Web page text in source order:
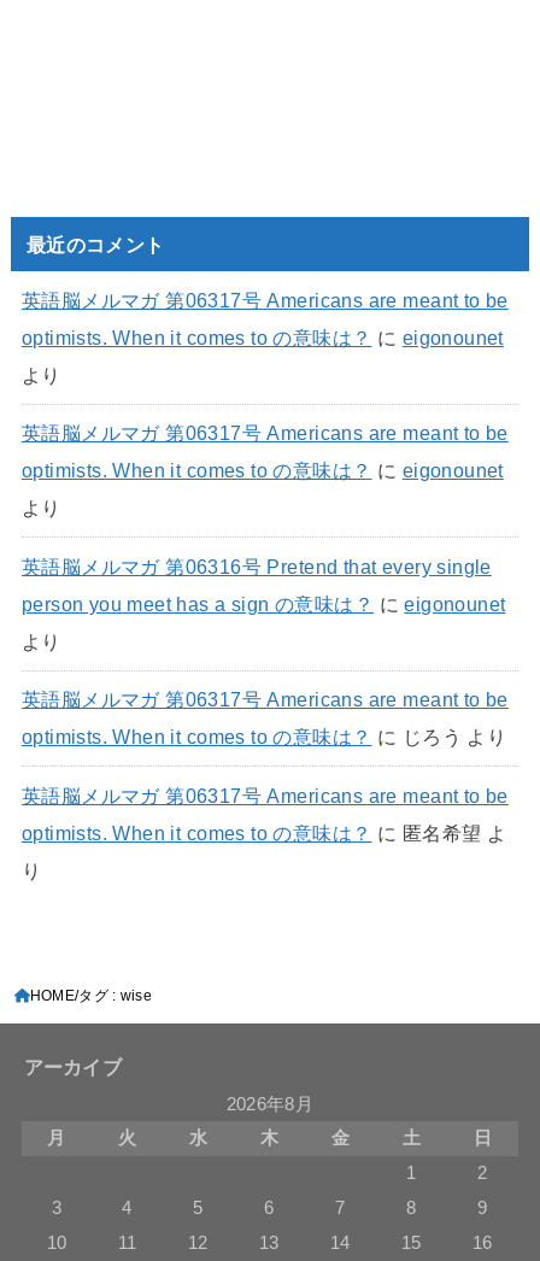
最近のコメント
英語脳メルマガ 第06317号 Americans are meant to be
optimists. When it comes to の意味は？ に eigonounet
より
英語脳メルマガ 第06317号 Americans are meant to be
optimists. When it comes to の意味は？ に eigonounet
より
英語脳メルマガ 第06316号 Pretend that every single
person you meet has a sign の意味は？ にeigonounet
より
英語脳メルマガ 第06317号 Americans are meant to be
optimists. When it comes to の意味は？ に じろう より
英語脳メルマガ 第06317号 Americans are meant to be
optimists. When it comes to の意味は？ に 匿名希望 よ
り
HOME タグ : wise
アーカイブ
2026年8月
月
火 水 木 金 土
日
1
2
3
4 5 6 7 8
9
10
11 12 13 14 15 16